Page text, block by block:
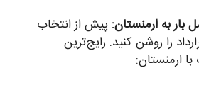
بار به ارمنستان: پیش از انتخاب
را روشن کنید. رایج‌ترین
ارمنستان: